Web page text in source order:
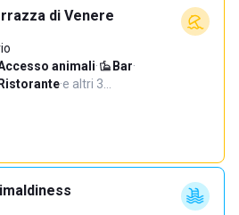
di Venere
animali· Bar·
Ristorante·e altri 3…